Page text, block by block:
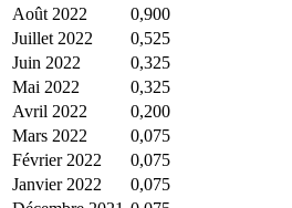
Août 2022
0,900
Juillet 2022
0,525
Juin 2022
0,325
Mai 2022
0,325
Avril 2022
0,200
Mars 2022
0,075
Février 2022
0,075
Janvier 2022
0,075